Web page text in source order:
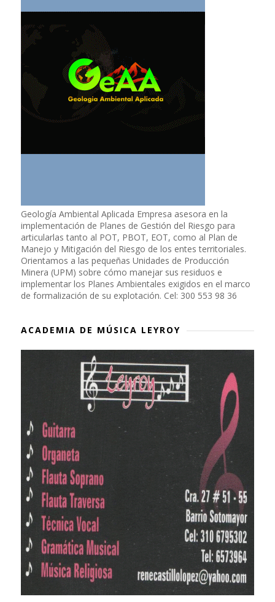
Geología Ambiental Aplicada Empresa asesora en la
implementación de Planes de Gestión del Riesgo para
articularlas tanto al POT, PBOT, EOT, como al Plan de
Manejo y Mitigación del Riesgo de los entes territoriales.
Orientamos a las pequeñas Unidades de Producción
Minera (UPM) sobre cómo manejar sus residuos e
implementar los Planes Ambientales exigidos en el marco
de formalización de su explotación. Cel: 300 553 98 36
ACADEMIA DE MÚSICA LEYROY